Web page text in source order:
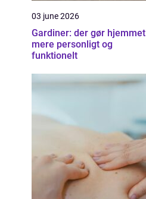
03 june 2026
Gardiner: der gør hjemmet
mere personligt og
funktionelt